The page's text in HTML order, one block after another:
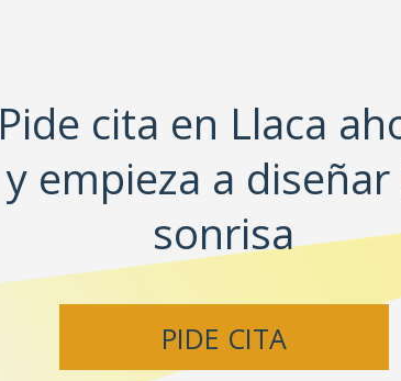
Pide cita en Llaca
y empieza a
sonrisa
PIDE CITA